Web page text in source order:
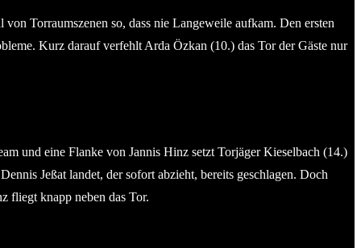
Torraumszenen so, dass nie Langeweile aufkam. Den ersten
Kurz darauf verfehlt Arda Özkan (10.) das Tor der Gäste nur
und eine Flanke von Jannis Hinz setzt Torjäger Kieselbach (14.)
Jeßat landet, der sofort abzieht, bereits geschlagen. Doch
fliegt knapp neben das Tor.